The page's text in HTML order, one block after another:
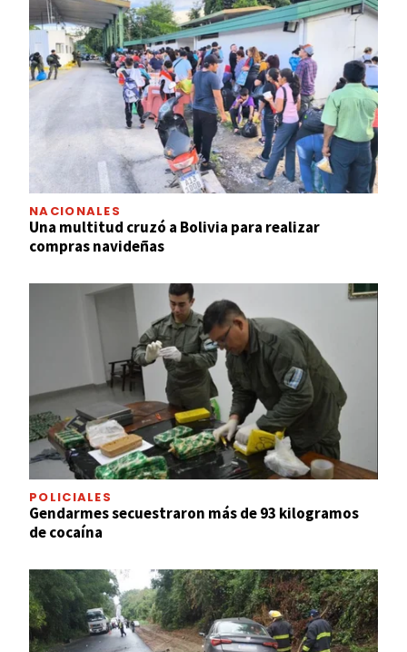
NACIONALES
Una multitud cruzó a Bolivia para realizar
compras navideñas
POLICIALES
Gendarmes secuestraron más de 93 kilogramos
de cocaína